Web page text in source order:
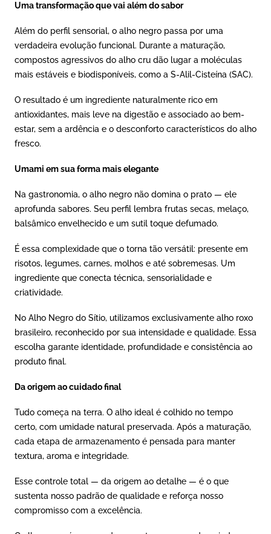
Uma transformação que vai além do sabor
Além do perfil sensorial, o alho negro passa por uma
verdadeira evolução funcional. Durante a maturação,
compostos agressivos do alho cru dão lugar a moléculas
mais estáveis e biodisponíveis, como a S-Alil-Cisteína (SAC).
O resultado é um ingrediente naturalmente rico em
antioxidantes, mais leve na digestão e associado ao bem-
estar, sem a ardência e o desconforto característicos do alho
fresco.
Umami em sua forma mais elegante
Na gastronomia, o alho negro não domina o prato — ele
aprofunda sabores. Seu perfil lembra frutas secas, melaço,
balsâmico envelhecido e um sutil toque defumado.
É essa complexidade que o torna tão versátil: presente em
risotos, legumes, carnes, molhos e até sobremesas. Um
ingrediente que conecta técnica, sensorialidade e
criatividade.
No Alho Negro do Sítio, utilizamos exclusivamente alho roxo
brasileiro, reconhecido por sua intensidade e qualidade. Essa
escolha garante identidade, profundidade e consistência ao
produto final.
Da origem ao cuidado final
Tudo começa na terra. O alho ideal é colhido no tempo
certo, com umidade natural preservada. Após a maturação,
cada etapa de armazenamento é pensada para manter
textura, aroma e integridade.
Esse controle total — da origem ao detalhe — é o que
sustenta nosso padrão de qualidade e reforça nosso
compromisso com a excelência.